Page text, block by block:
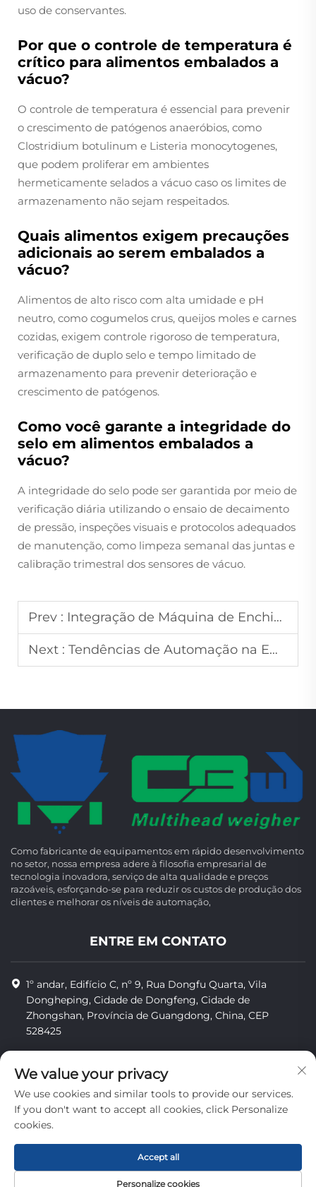
uso de conservantes.
Por que o controle de temperatura é
crítico para alimentos embalados a
vácuo?
O controle de temperatura é essencial para prevenir
o crescimento de patógenos anaeróbios, como
Clostridium botulinum e Listeria monocytogenes,
que podem proliferar em ambientes
hermeticamente selados a vácuo caso os limites de
armazenamento não sejam respeitados.
Quais alimentos exigem precauções
adicionais ao serem embalados a
vácuo?
Alimentos de alto risco com alta umidade e pH
neutro, como cogumelos crus, queijos moles e carnes
cozidas, exigem controle rigoroso de temperatura,
verificação de duplo selo e tempo limitado de
armazenamento para prevenir deterioração e
crescimento de patógenos.
Como você garante a integridade do
selo em alimentos embalados a
vácuo?
A integridade do selo pode ser garantida por meio de
verificação diária utilizando o ensaio de decaimento
de pressão, inspeções visuais e protocolos adequados
de manutenção, como limpeza semanal das juntas e
calibração trimestral dos sensores de vácuo.
Prev : Integração de Máquina de Enchimento de Garrafas com Linhas de Embalagem
Next : Tendências de Automação na Embalagem a Vácuo
Como fabricante de equipamentos em rápido desenvolvimento
no setor, nossa empresa adere à filosofia empresarial de
tecnologia inovadora, serviço de alta qualidade e preços
razoáveis, esforçando-se para reduzir os custos de produção dos
clientes e melhorar os níveis de automação,
ENTRE EM CONTATO
1º andar, Edifício C, nº 9, Rua Dongfu Quarta, Vila
Dongheping, Cidade de Dongfeng, Cidade de
Zhongshan, Província de Guangdong, China, CEP
528425
[email protected]
privacidade
We value your privacy
We use cookies and similar tools to provide our services.
If you don't want to accept all cookies, click Personalize
cookies.
Personalize cookies
Accept all